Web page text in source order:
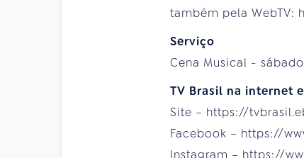
também pela WebTV:
Serviço
Cena Musical -
TV Brasil na internet
Site – https://
Facebook – https://
Instagram – https://